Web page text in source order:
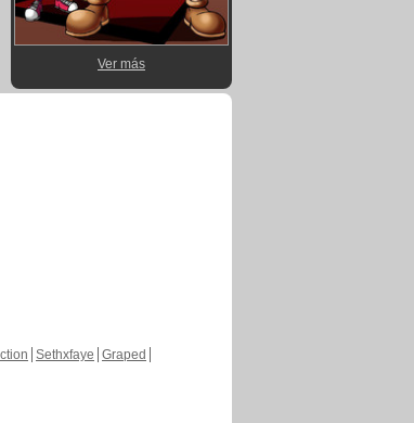
Ver más
Sethxfaye Graped